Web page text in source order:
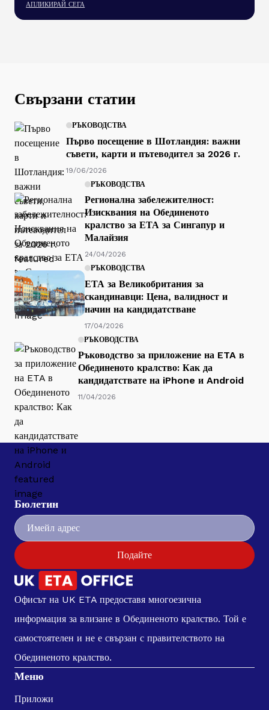
АПЛИКИРАЙ СЕГА
Свързани статии
РЪКОВОДСТВА
Първо посещение в Шотландия: важни
съвети, карти и пътеводител за 2026 г.
19/06/2026
РЪКОВОДСТВА
Регионална забележителност:
Изисквания на Обединеното
кралство за ЕТА за Сингапур и
Малайзия
24/04/2026
РЪКОВОДСТВА
ЕТА за Великобритания за
скандинавци: Цена, валидност и
начин на кандидатстване
17/04/2026
РЪКОВОДСТВА
Ръководство за приложение на ETA в
Обединеното кралство: Как да
кандидатствате на iPhone и Android
11/04/2026
Бюлетин
Подайте
Офисът на UK ETA предоставя многоезична
информация за влизане в Обединеното кралство. Той е
самостоятелен и не е свързан с правителството на
Обединеното кралство.
Меню
Приложи